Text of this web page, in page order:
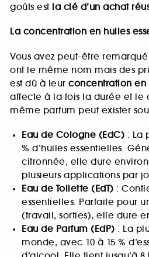
goûts est la clé d’un achat
La concentration en huiles
Vous avez peut-être
ont le même nom mais des
est dû à leur concentration en
affecte à la fois la durée et le
même parfum peut exister
Eau de Cologne (EdC) : La
% d’huiles essentielles.
citronnée, elle dure environ
plusieurs applications par
Eau de Toilette (EdT) :
essentielles. Parfaite pour
(travail, sorties), elle dure
Eau de Parfum (EdP) : La
monde, avec 10 à 15 %